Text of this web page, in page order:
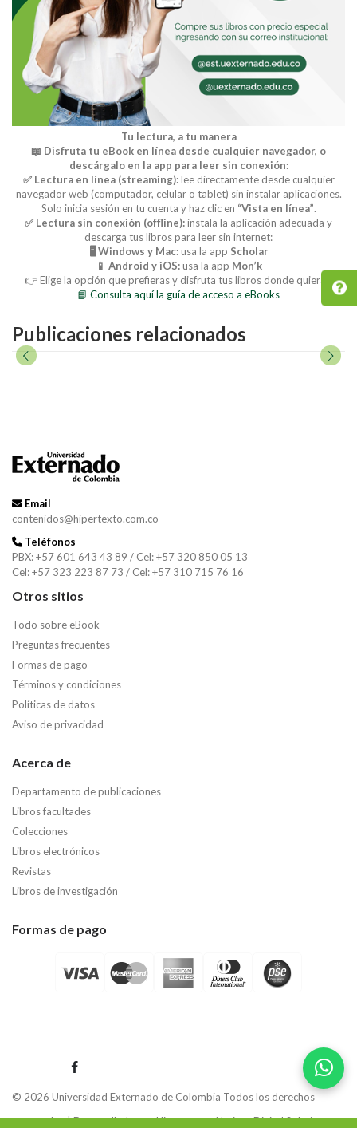
Tu lectura, a tu manera
📖 Disfruta tu eBook en línea desde cualquier navegador, o
descárgalo en la app para leer sin conexión:
✅ Lectura en línea (streaming):lee directamente desde cualquier
navegador web (computador, celular o tablet) sin instalar aplicaciones.
Solo inicia sesión en tu cuenta y haz clic en “Vista en línea”.
✅ Lectura sin conexión (offline):instala la aplicación adecuada y
descarga tus libros para leer sin internet:
🖥️ Windows y Mac:usa la app Scholar
📱 Android y iOS:usa la app Mon’k
👉 Elige la opción que prefieras y disfruta tus libros donde quieras.
📘 Consulta aquí la guía de acceso a eBooks
Publicaciones relacionados
Email
contenidos@hipertexto.com.co
Teléfonos
PBX: +57 601 643 43 89 / Cel: +57 320 850 05 13
Cel: +57 323 223 87 73 / Cel: +57 310 715 76 16
Otros sitios
Todo sobre eBook
Preguntas frecuentes
Formas de pago
Términos y condiciones
Políticas de datos
Aviso de privacidad
Acerca de
Departamento de publicaciones
Libros facultades
Colecciones
Libros electrónicos
Revistas
Libros de investigación
Formas de pago
© 2026 Universidad Externado de Colombia Todos los derechos
reservados | Desarrollado porHipertexto - Netizen Digital Solutions.